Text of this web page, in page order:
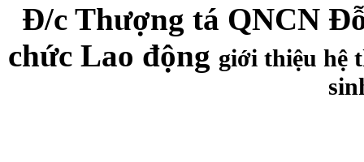
Đ/c Thượng tá QNCN
chức Lao động giới thiệu hệ